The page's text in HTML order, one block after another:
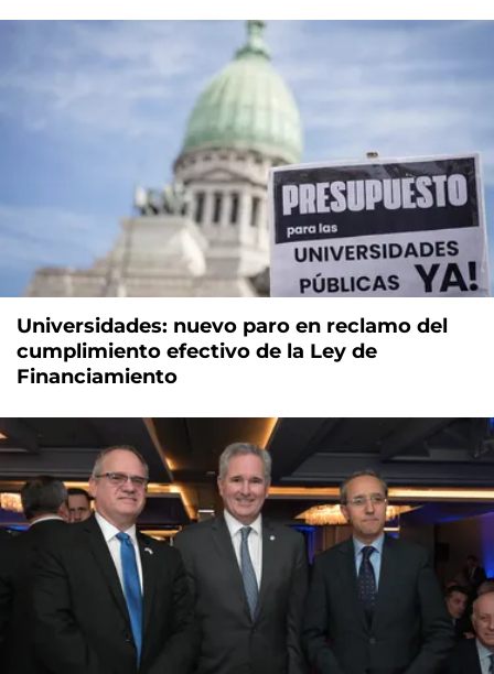
Universidades: nuevo paro en reclamo del
cumplimiento efectivo de la Ley de
Financiamiento